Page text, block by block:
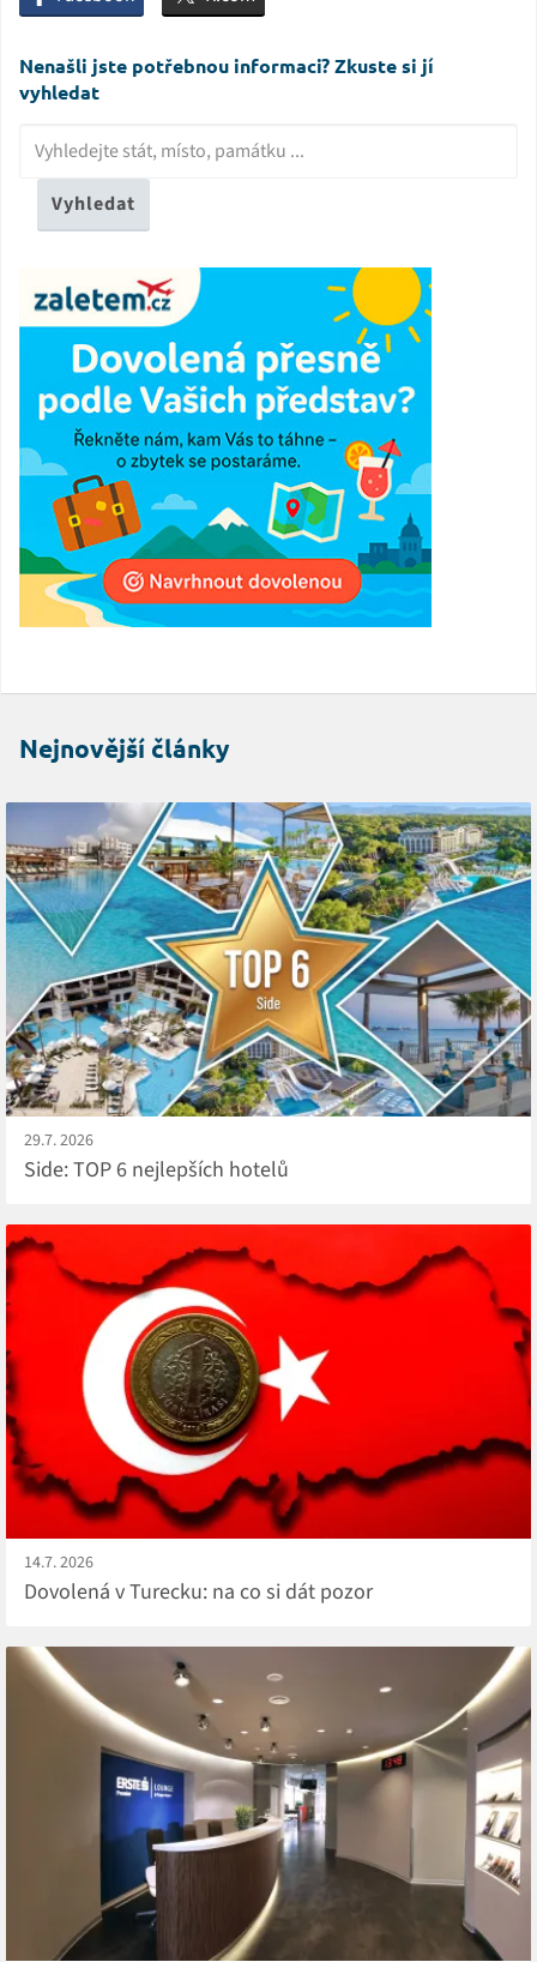
Nenašli jste potřebnou informaci? Zkuste si jí
vyhledat
Vyhledat
Nejnovější články
29.7. 2026
Side: TOP 6 nejlepších hotelů
14.7. 2026
Dovolená v Turecku: na co si dát pozor